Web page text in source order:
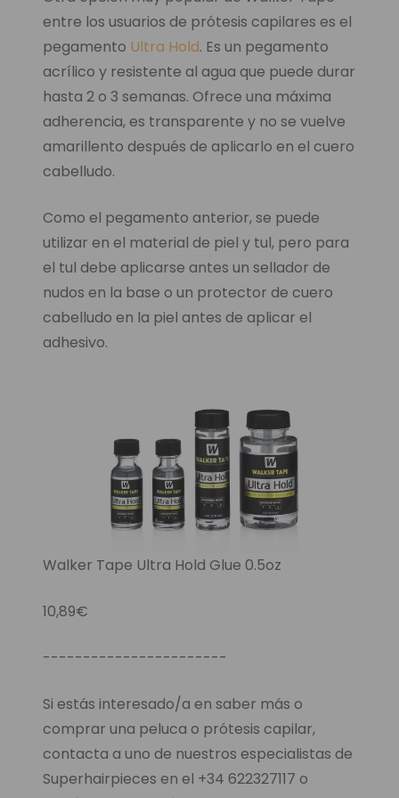
entre los usuarios de prótesis capilares es el
pegamento Ultra Hold. Es un pegamento
acrílico y resistente al agua que puede durar
hasta 2 o 3 semanas. Ofrece una máxima
adherencia, es transparente y no se vuelve
amarillento después de aplicarlo en el cuero
cabelludo.
Como el pegamento anterior, se puede
utilizar en el material de piel y tul, pero para
el tul debe aplicarse antes un sellador de
nudos en la base o un protector de cuero
cabelludo en la piel antes de aplicar el
adhesivo.
Walker Tape Ultra Hold Glue 0.5oz
10,89€
-----------------------
Si estás interesado/a en saber más o
comprar una peluca o prótesis capilar,
contacta a uno de nuestros especialistas de
Superhairpieces en el +34 622327117 o